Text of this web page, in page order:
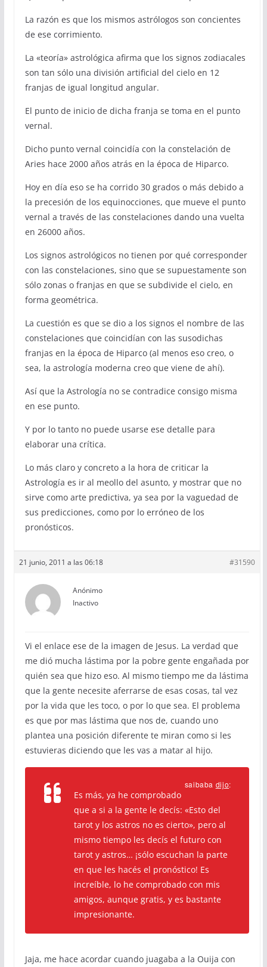
La razón es que los mismos astrólogos son concientes
de ese corrimiento.
La «teoría» astrológica afirma que los signos zodiacales
son tan sólo una división artificial del cielo en 12
franjas de igual longitud angular.
El punto de inicio de dicha franja se toma en el punto
vernal.
Dicho punto vernal coincidía con la constelación de
Aries hace 2000 años atrás en la época de Hiparco.
Hoy en día eso se ha corrido 30 grados o más debido a
la precesión de los equinocciones, que mueve el punto
vernal a través de las constelaciones dando una vuelta
en 26000 años.
Los signos astrológicos no tienen por qué corresponder
con las constelaciones, sino que se supuestamente son
sólo zonas o franjas en que se subdivide el cielo, en
forma geométrica.
La cuestión es que se dio a los signos el nombre de las
constelaciones que coincidían con las susodichas
franjas en la época de Hiparco (al menos eso creo, o
sea, la astrología moderna creo que viene de ahí).
Así que la Astrología no se contradice consigo misma
en ese punto.
Y por lo tanto no puede usarse ese detalle para
elaborar una crítica.
Lo más claro y concreto a la hora de criticar la
Astrología es ir al meollo del asunto, y mostrar que no
sirve como arte predictiva, ya sea por la vaguedad de
sus predicciones, como por lo erróneo de los
pronósticos.
21 junio, 2011 a las 06:18 #31590
Anónimo
Inactivo
Vi el enlace ese de la imagen de Jesus. La verdad que
me dió mucha lástima por la pobre gente engañada por
quién sea que hizo eso. Al mismo tiempo me da lástima
que la gente necesite aferrarse de esas cosas, tal vez
por la vida que les toco, o por lo que sea. El problema
es que por mas lástima que nos de, cuando uno
plantea una posición diferente te miran como si les
estuvieras diciendo que les vas a matar al hijo.
saibaba dijo:
Es más, ya he comprobado
que a si a la gente le decís: «Esto del
tarot y los astros no es cierto», pero al
mismo tiempo les decís el futuro con
tarot y astros… ¡sólo escuchan la parte
en que les hacés el pronóstico! Es
increíble, lo he comprobado con mis
amigos, aunque gratis, y es bastante
impresionante.
Jaja, me hace acordar cuando juagaba a la Ouija con